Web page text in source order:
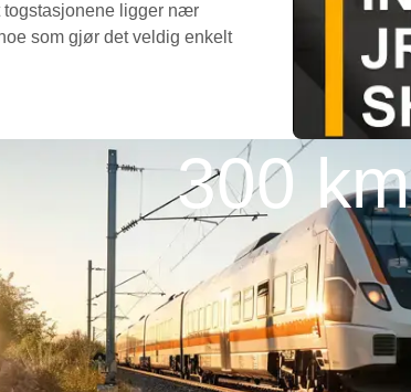
togstasjonene ligger nær
som gjør det veldig enkelt
300 km